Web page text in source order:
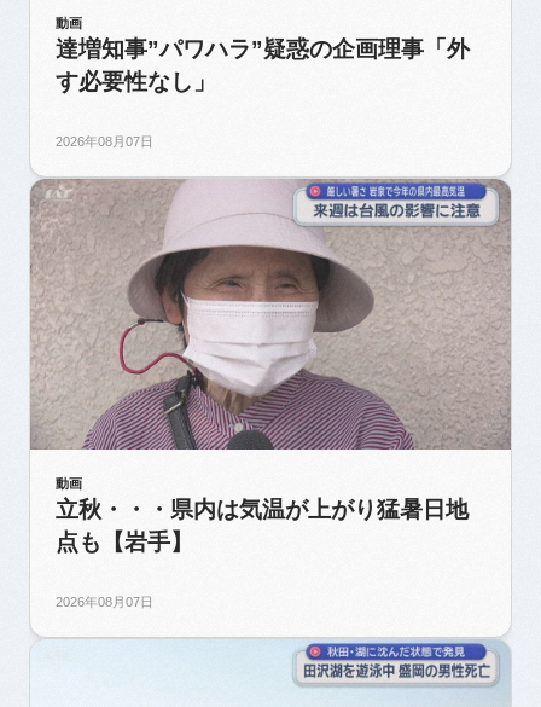
動画
達増知事”パワハラ”疑惑の企画理事「外
す必要性なし」
2026年08月07日
動画
立秋・・・県内は気温が上がり猛暑日地
点も【岩手】
2026年08月07日